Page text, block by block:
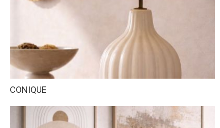
CONIQUE